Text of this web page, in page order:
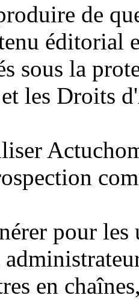
de
éditorial
sous la
les Droits
pour
en